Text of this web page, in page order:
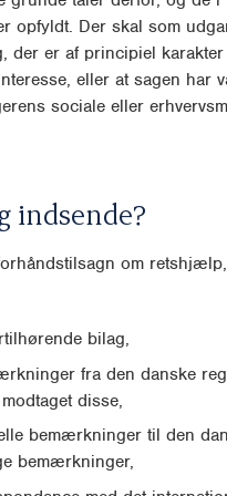
opfyldt. Der skal som
der er af principiel
eller at sagen har
sociale eller
indsende?
om
bilag,
fra den danske
disse,
bemærkninger til den
bemærkninger,